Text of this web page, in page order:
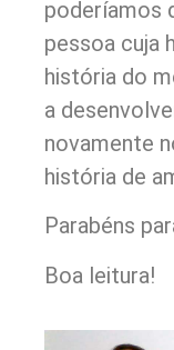
poderíamos
pessoa cuja
história do
a
novamente
história de
Parabéns
Boa leitura!